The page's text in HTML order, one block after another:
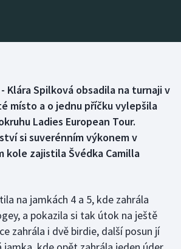
Klára Spilková obsadila na turnaji v
místo a o jednu příčku vylepšila
Ladies European Tour.
si suverénním výkonem v
zajistila Švédka Camilla
na jamkách 4 a 5, kde zahrála
a pokazila si tak útok na ještě
zahrála i dvě birdie, další posun jí